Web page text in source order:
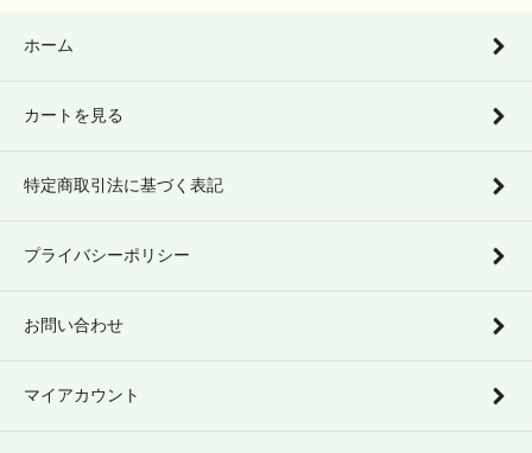
ホーム
カートを見る
特定商取引法に基づく表記
プライバシーポリシー
お問い合わせ
マイアカウント